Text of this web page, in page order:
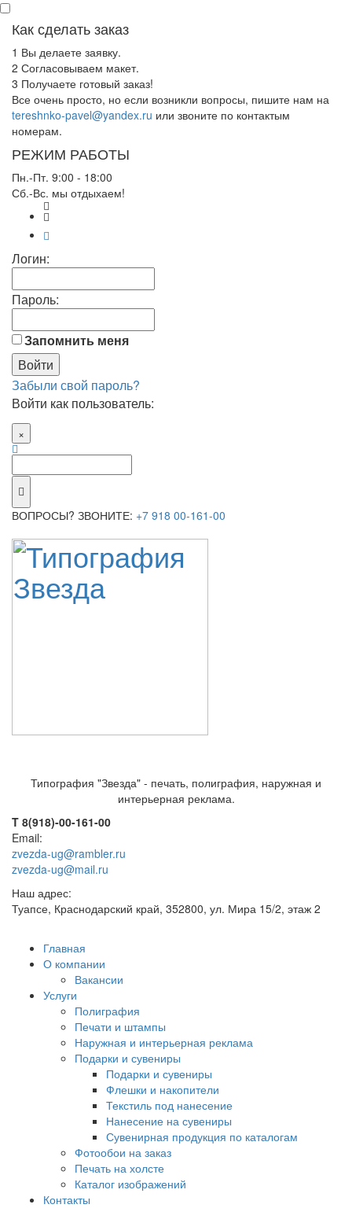
Как сделать заказ
1 Вы делаете заявку.
2 Согласовываем макет.
3 Получаете готовый заказ!
Все очень просто, но если возникли вопросы, пишите нам на
tereshnko-pavel@yandex.ru или звоните по контактым
номерам.
РЕЖИМ РАБОТЫ
Пн.-Пт. 9:00 - 18:00
Сб.-Вс. мы отдыхаем!
Логин:
Пароль:
Запомнить меня
Забыли свой пароль?
Войти как пользователь:
×
ВОПРОСЫ? ЗВОНИТЕ: +7 918 00-161-00
Типография "Звезда" - печать, полиграфия, наружная и
интерьерная реклама.
T 8(918)-00-161-00
Email:
zvezda-ug@rambler.ru
zvezda-ug@mail.ru
Наш адрес:
Туапсе, Краснодарский край, 352800, ул. Мира 15/2, этаж 2
Главная
О компании
Вакансии
Услуги
Полиграфия
Печати и штампы
Наружная и интерьерная реклама
Подарки и сувениры
Подарки и сувениры
Флешки и накопители
Текстиль под нанесение
Нанесение на сувениры
Сувенирная продукция по каталогам
Фотообои на заказ
Печать на холсте
Каталог изображений
Контакты